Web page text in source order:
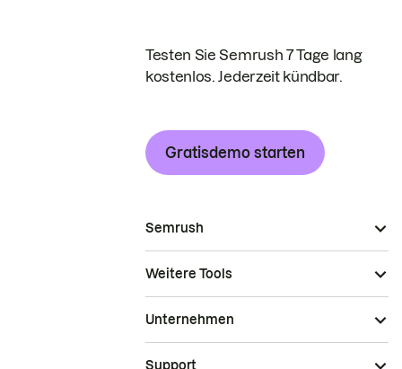
Testen Sie Semrush 7 Tage lang
kostenlos. Jederzeit kündbar.
Gratisdemo starten
Semrush
Weitere Tools
Unternehmen
Support